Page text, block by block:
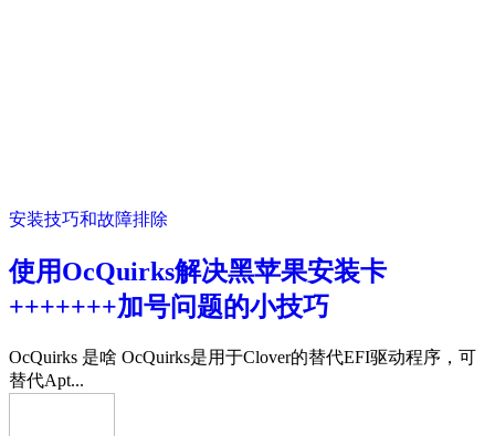
安装技巧和故障排除
使用OcQuirks解决黑苹果安装卡
+++++++加号问题的小技巧
OcQuirks 是啥 OcQuirks是用于Clover的替代EFI驱动程序，可
替代Apt...